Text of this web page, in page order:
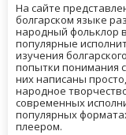
На сайте
болгарском языке
народный фольклор
популярные
изучения
попытки понимания
них написаны
народное
современных
популярных
плеером.